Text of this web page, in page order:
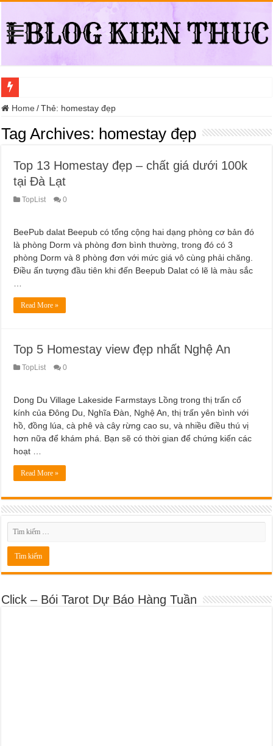
Địa điểm đổi bằng lái xe ô tô quá hạn đáng tin cậy tại Quận 3
Trung tâm nào học thi giấy phép lái xe hạng A (A2 cũ), A1 uy tín tại Hồ
Đồng Hồ Tại Kronos Luxury Timepieces Có Cam Kết Chính Hãng Không?
Gợi Ý Các Trường Trung Cấp Nghề Uy Tín Tại Nghệ An Nên Tham Khảo
Top 8 Xưởng Chuyên May Đồng Phục Theo Yêu Cầu Tại Phường Bàn Cờ
Chăm Sóc Ô Tô Lưu Động Tại Nhà Phường Phú Thọ HCM
Trung Tâm Đào Tạo Sát Hạch Lái Xe C1 Uy Tín Tại Thành Phố Thủ Đức,
Home / Thẻ: homestay đẹp
Tag Archives: homestay đẹp
Top 13 Homestay đẹp – chất giá dưới 100k
tại Đà Lạt
TopList 0
BeePub dalat Beepub có tổng cộng hai dạng phòng cơ bản đó
là phòng Dorm và phòng đơn bình thường, trong đó có 3
phòng Dorm và 8 phòng đơn với mức giá vô cùng phải chăng.
Điều ấn tượng đầu tiên khi đến Beepub Dalat có lẽ là màu sắc
Read More »
Top 5 Homestay view đẹp nhất Nghệ An
TopList 0
Dong Du Village Lakeside Farmstays Lồng trong thị trấn cổ
kính của Đông Du, Nghĩa Đàn, Nghệ An, thị trấn yên bình với
hồ, đồng lúa, cà phê và cây rừng cao su, và nhiều điều thú vị
hơn nữa để khám phá. Bạn sẽ có thời gian để chứng kiến các
hoạt …
Read More »
Click – Bói Tarot Dự Báo Hàng Tuần